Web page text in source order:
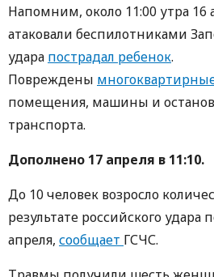
Напомним, около 11:00 утра 16
атаковали беспилотниками
удара пострадал ребенок.
Повреждены
помещения, машины и
транспорта.
Дополнено 17 апреля в 11:10.
До 10 человек возросло
результате российского удара
апреля, сообщает ГСЧС.